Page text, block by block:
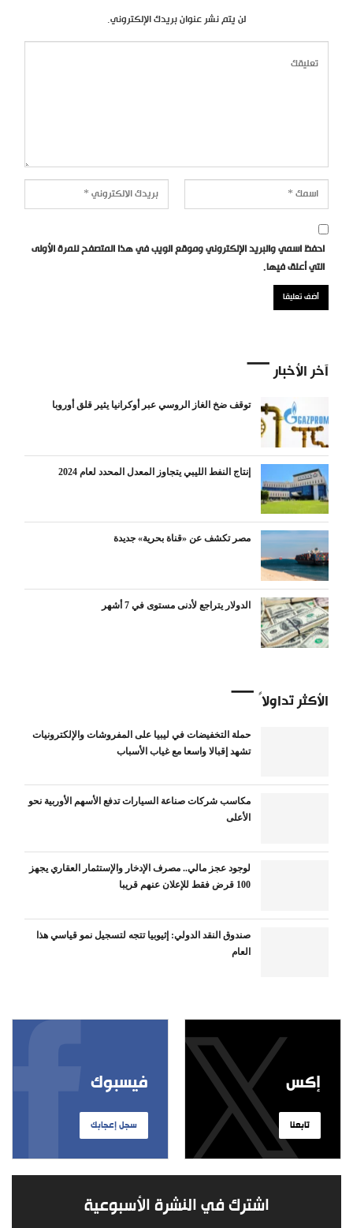
لن يتم نشر عنوان بريدك الإلكتروني.
احفظ اسمي والبريد الإلكتروني وموقع الويب في هذا المتصفح للمرة الأولى
التي أعلق فيها.
آخر الأخبار
توقف ضخ الغاز الروسي عبر أوكرانيا يثير قلق أوروبا
إنتاج النفط الليبي يتجاوز المعدل المحدد لعام 2024
مصر تكشف عن «قناة بحرية» جديدة
الدولار يتراجع لأدنى مستوى في 7 أشهر
الأكثر تداولاً
حملة التخفيضات في ليبيا على المفروشات والإلكترونيات
تشهد إقبالا واسعا مع غياب الأسباب
مكاسب شركات صناعة السيارات تدفع الأسهم الأوربية نحو
الأعلى
لوجود عجز مالي.. مصرف الإدخار والإستثمار العقاري يجهز
100 قرض فقط للإعلان عنهم قريبا
صندوق النقد الدولي: إثيوبيا تتجه لتسجيل نمو قياسي هذا
العام
فيسبوك
سجل إعجابك
إكس
تابعنا
اشترك في النشرة الأسبوعية